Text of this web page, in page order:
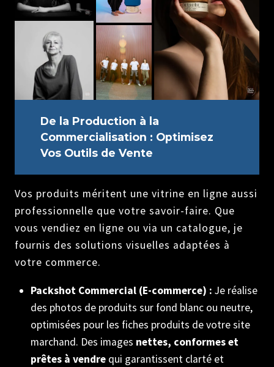
De la Production à la
Commercialisation : Optimisez
Vos Outils de Vente
Vos produits méritent une vitrine en ligne aussi
professionnelle que votre savoir-faire. Que
vous vendiez en ligne ou via un catalogue, je
fournis des solutions visuelles adaptées à
votre commerce.
Packshot Commercial (E-commerce) : Je réalise
des photos de produits sur fond blanc ou neutre,
optimisées pour les fiches produits de votre site
marchand. Des images nettes, conformes et
prêtes à vendrequi garantissent clarté et